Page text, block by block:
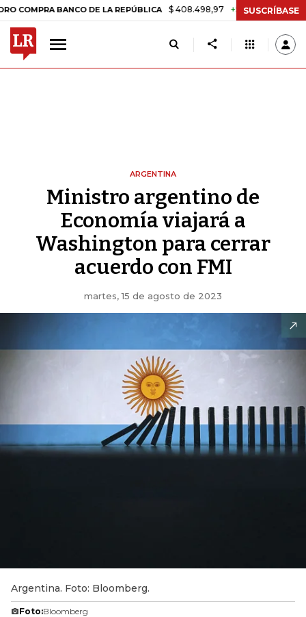
BANCO DE LA REPÚBLICA $ 408.498,97 +$ 8.753,81 +2,19%
SUSCRÍBASE
ARGENTINA
Ministro argentino de
Economía viajará a
Washington para cerrar
acuerdo con FMI
martes, 15 de agosto de 2023
Argentina. Foto: Bloomberg.
Foto:Bloomberg